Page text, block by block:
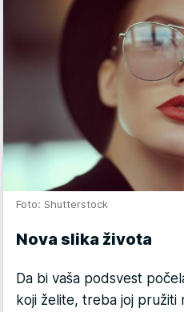
Foto: Shutterstock
Nova slika života
Da bi vaša podsvest
koji želite, treba joj pružiti